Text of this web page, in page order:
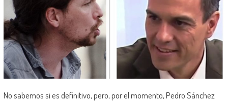
No sabemos si es definitivo, pero, por el momento, Pedro Sánchez